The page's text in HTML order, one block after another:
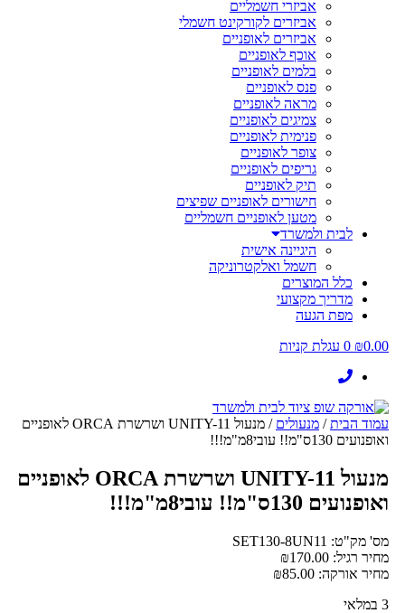
אביזרי חשמליים
אביזרים לקורקינט חשמלי
אביזרים לאופניים
אוכף לאופניים
בלמים לאופניים
פנס לאופניים
מראה לאופניים
צמיגים לאופניים
פנימית לאופניים
צופר לאופניים
גריפים לאופניים
תיק לאופניים
חישורים לאופניים שפיצים
מטען לאופניים חשמליים
לבית ולמשרד
היגיינה אישית
חשמל ואלקטרוניקה
כלל המוצרים
מדריך מקצועי
מפת הגעה
₪0.00
0 עגלת קניות
עמוד הבית/ מנעולים
/ מנעול UNITY-11 ושרשרת ORCA לאופניים
ואופנועים 130ס"מ!! עובי8מ"מ!!!
מנעול UNITY-11 ושרשרת ORCA לאופניים
ואופנועים 130ס"מ!! עובי8מ"מ!!!
מס' מק"ט: SET130-8UN11
מחיר רגיל:
₪170.00
מחיר אורקה:
₪85.00
3 במלאי